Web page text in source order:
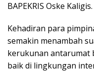
BAPEKRIS Oske Kaligis.
Kehadiran para
semakin menambah
kerukunan antarumat
baik di lingkungan